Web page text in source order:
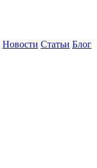
Новости Статьи Блог